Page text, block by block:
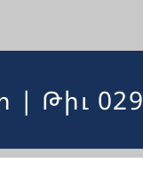
Թիւ 029